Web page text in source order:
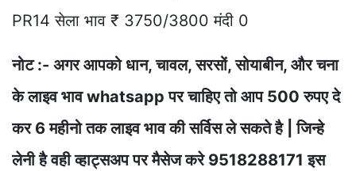
PR14 सेला भाव ₹ 3750/3800 मंदी 0
नोट :- अगर आपको धान, चावल, सरसों, सोयाबीन, और चना
के लाइव भाव whatsapp पर चाहिए तो आप 500 रुपए दे
कर 6 महीनो तक लाइव भाव की सर्विस ले सकते है | जिन्हे
लेनी है वही व्हाट्सअप पर मैसेज करे 9518288171 इस